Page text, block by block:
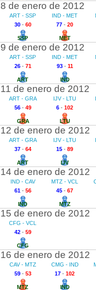
8 de enero de 2012
ART - SSP
30- 60
SSP
IND - MET
77 - 20
MET
9 de enero de 2012
ART - SSP
26- 71
ART
IND - MET
93- 11
IND
11 de enero de 2012
ART - GRA
56- 49
GRA
IJV - LTU
6 - 102
LTU
12 de enero de 2012
ART - GRA
37- 64
ART
IJV - LTU
15 - 89
IJV
14 de enero de 2012
IND - CAV
61- 56
IND
MTZ - VCL
45 - 67
MTZ
15 de enero de 2012
CFG - VCL
42- 59
CFG
16 de enero de 2012
CAV - MTZ
59- 53
MTZ
CMG - IND
17 - 102
IND